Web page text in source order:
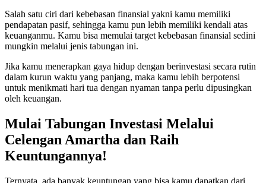
Salah satu ciri dari kebebasan finansial yakni kamu memiliki
pendapatan pasif, sehingga kamu pun lebih memiliki kendali atas
keuanganmu. Kamu bisa memulai target kebebasan finansial sedini
mungkin melalui jenis tabungan ini.
Jika kamu menerapkan gaya hidup dengan berinvestasi secara rutin
dalam kurun waktu yang panjang, maka kamu lebih berpotensi
untuk menikmati hari tua dengan nyaman tanpa perlu dipusingkan
oleh keuangan.
Mulai Tabungan Investasi Melalui
Celengan Amartha dan Raih
Keuntungannya!
Ternyata, ada banyak keuntungan yang bisa kamu dapatkan dari